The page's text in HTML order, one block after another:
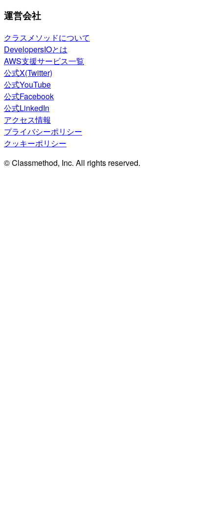
運営会社
クラスメソッドについて
DevelopersIOとは
AWS支援サービス一覧
公式X(Twitter)
公式YouTube
公式Facebook
公式LinkedIn
アクセス情報
プライバシーポリシー
クッキーポリシー
© Classmethod, Inc. All rights reserved.